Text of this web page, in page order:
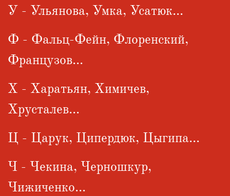
У - Ульянова, Умка, Усатюк...
Ф - Фальц-Фейн, Флоренский,
Французов...
Х - Харатьян, Химичев,
Хрусталев...
Ц - Царук, Ципердюк, Цыгипа...
Ч - Чекина, Черношкур,
Чижиченко...